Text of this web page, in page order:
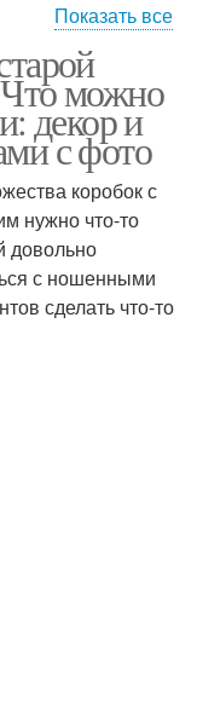
для обуви
Показать все
можно
декор и
с фото
коробок с
нужно что-то
довольно
с ношенными
сделать что-то